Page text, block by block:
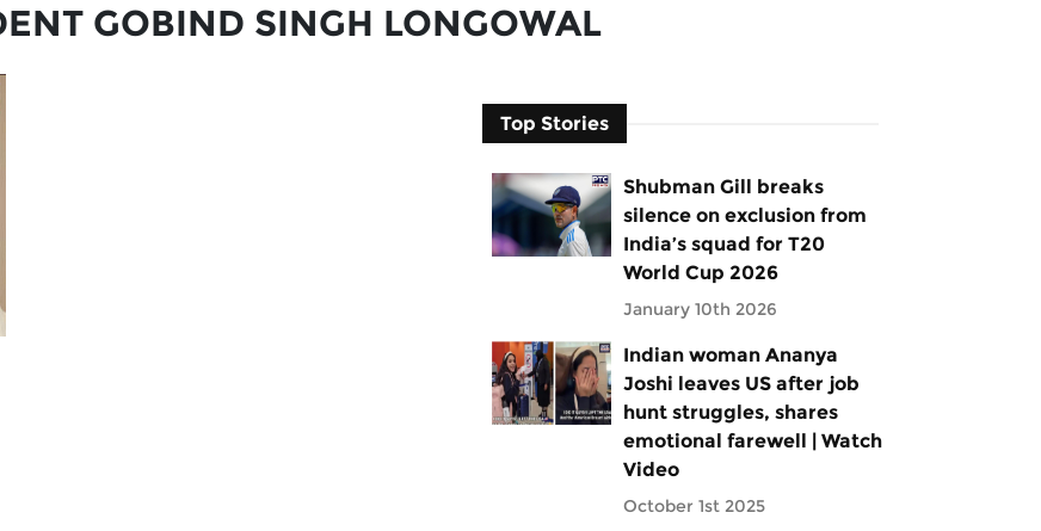
GOBIND SINGH LONGOWAL
Top Stories
Shubman Gill breaks
silence on exclusion from
India’s squad for T20
World Cup 2026
January 10th 2026
Indian woman Ananya
Joshi leaves US after job
hunt struggles, shares
emotional farewell | Watch
Video
October 1st 2025